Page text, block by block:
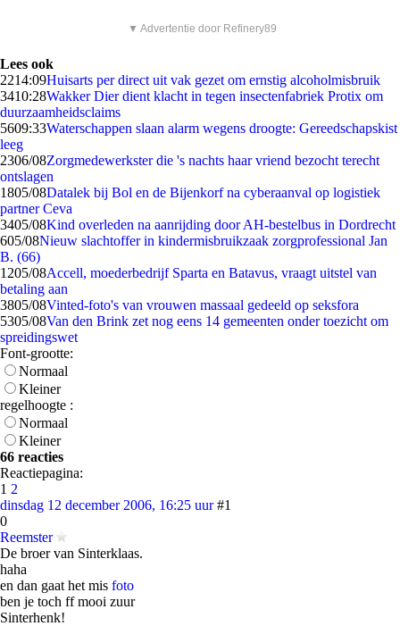
▼ Advertentie door Refinery89
Lees ook
2214:09Huisarts per direct uit vak gezet om ernstig alcoholmisbruik
3410:28Wakker Dier dient klacht in tegen insectenfabriek Protix om
duurzaamheidsclaims
5609:33Waterschappen slaan alarm wegens droogte: Gereedschapskist
leeg
2306/08Zorgmedewerkster die 's nachts haar vriend bezocht terecht
ontslagen
1805/08Datalek bij Bol en de Bijenkorf na cyberaanval op logistiek
partner Ceva
3405/08Kind overleden na aanrijding door AH-bestelbus in Dordrecht
605/08Nieuw slachtoffer in kindermisbruikzaak zorgprofessional Jan
B. (66)
1205/08Accell, moederbedrijf Sparta en Batavus, vraagt uitstel van
betaling aan
3805/08Vinted-foto's van vrouwen massaal gedeeld op seksfora
5305/08Van den Brink zet nog eens 14 gemeenten onder toezicht om
spreidingswet
Font-grootte:
Normaal
Kleiner
regelhoogte :
Normaal
Kleiner
66 reacties
Reactiepagina:
1 2
dinsdag 12 december 2006, 16:25 uur #1
0
Reemster
De broer van Sinterklaas.
haha
en dan gaat het mis foto
ben je toch ff mooi zuur
Sinterhenk!